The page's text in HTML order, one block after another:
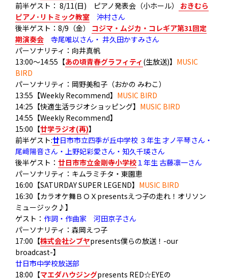
前半ゲスト： 8/11(日) ピアノ発表会（小ホール）
おきむら
ピアノ･リトミック教室 沖村さん
後半ゲスト：8/9（金） コジマ・ムジカ・コレギア第31回定
期演奏会
寺尾唯以さん・ 井久田かすみさん
パーソナリティ：向井真帆
13:00～14:55【あの頃青春グラフィティ (生放送)】 MUSIC
BIRD
パーソナリティ：岡野美和子（おかの みわこ）
13:55【Weekly Recommend】 MUSIC BIRD
14:25【快適生活ラジオショッピング】 MUSIC BIRD
14:55【Weekly Recommend】
15:00【廿学ラジオ(再)】
前半ゲスト:廿日市市立四季が丘中学校 ３年生 才ノ平琴さん・
尾﨑陽音さん・上野妃彩愛さん・知久千瑛さん
後半ゲスト： 廿日市市立金剛寺小学校１年生 古藤凛一さん
パーソナリティ：キムラミチタ・東園恵
16:00【SATURDAY SUPER LEGEND】 MUSIC BIRD
16:30【カラオケ舞ＢＯＸpresentsえつ子の走れ！オリソン
ミュージック♪】
ゲスト： 作詞・作曲家 河田京子さん
パーソナリティ：森岡えつ子
17:00【株式会社シブヤpresents僕らの放送！-our
broadcast-】
廿日市中学校放送部
18:00【マエダハウジングpresents RED☆EYEの